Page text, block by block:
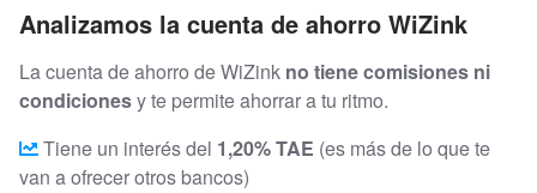
Analizamos la cuenta de ahorro WiZink
La cuenta de ahorro de WiZink no tiene comisiones ni
condicionesy te permite ahorrar a tu ritmo.
Tiene un interés del 1,20% TAE (es más de lo que te
van a ofrecer otros bancos)